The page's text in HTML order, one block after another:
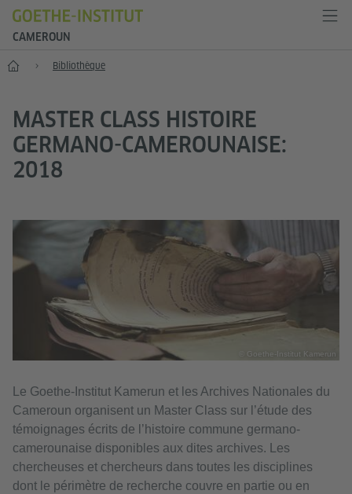
CAMEROUN
Accueil Bibliothèque
MASTER CLASS HISTOIRE
GERMANO-CAMEROUNAISE:
2018
© Goethe-Institut Kamerun
Le Goethe-Institut Kamerun et les Archives Nationales du
Cameroun organisent un Master Class sur l’étude des
témoignages écrits de l’histoire commune germano-
camerounaise disponibles aux dites archives. Les
chercheuses et chercheurs dans toutes les disciplines
dont le périmètre de recherche couvre en partie ou en